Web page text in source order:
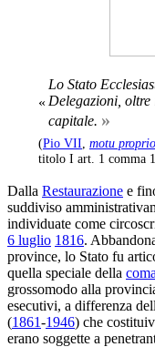
«
Lo Stato
Delegazioni ,
capitale. »
(Pio VII motu proprio
titolo I art. 1 comma
Dalla Restaurazione e
suddiviso
individuate come
6 luglio 1816.
province, lo Stato fu
quella speciale della
grossomodo alla
esecutivi, a differenza
(1861-1946) che
erano soggette a